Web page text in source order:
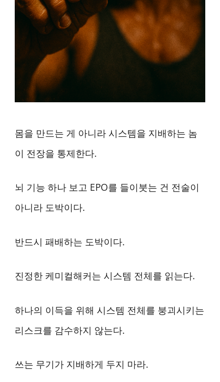
몸을 만드는 게 아니라 시스템을 지배하는 놈
이 전장을 통제한다.
뇌 기능 하나 보고 EPO를 들이붓는 건 전술이
아니라 도박이다.
반드시 패배하는 도박이다.
진정한 케미컬해커는 시스템 전체를 읽는다.
하나의 이득을 위해 시스템 전체를 붕괴시키는
리스크를 감수하지 않는다.
쓰는 무기가 지배하게 두지 마라.